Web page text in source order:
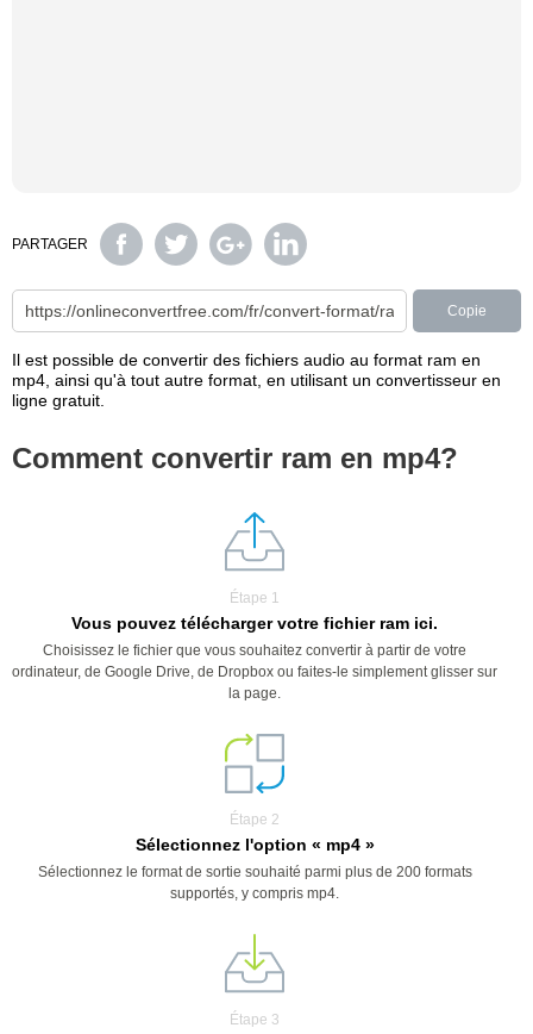
PARTAGER
Copie
Il est possible de convertir des fichiers audio au format ram en
mp4, ainsi qu'à tout autre format, en utilisant un convertisseur en
ligne gratuit.
Comment convertir ram en mp4?
Étape 1
Vous pouvez télécharger votre fichier ram ici.
Choisissez le fichier que vous souhaitez convertir à partir de votre
ordinateur, de Google Drive, de Dropbox ou faites-le simplement glisser sur
la page.
Étape 2
Sélectionnez l'option « mp4 »
Sélectionnez le format de sortie souhaité parmi plus de 200 formats
supportés, y compris mp4.
Étape 3